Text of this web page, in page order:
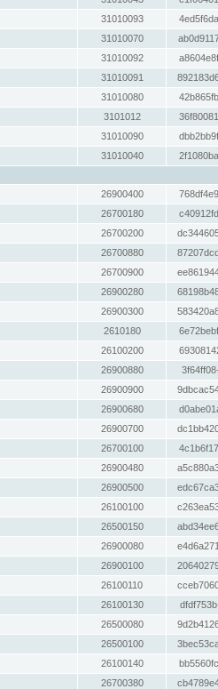
31010093
31010070
31010092
31010091
31010080
3101012
31010090
31010040
26900400
26700180
26700200
26700880
26700900
26900280
26900300
2610180
26100200
26900880
26900900
26900680
26900700
26700100
26900480
26900500
26100100
26500150
26900080
26900100
26100110
26100130
26500080
26500100
26100140
26700380